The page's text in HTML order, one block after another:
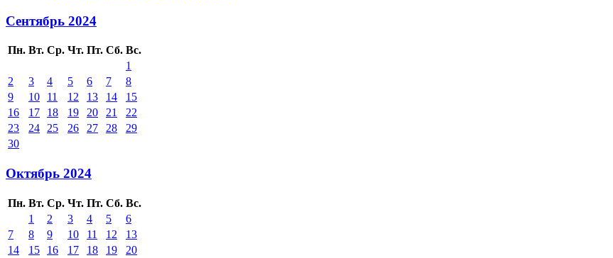
Сентябрь 2024
Пн. Вт. Ср. Чт. Пт. Сб. Вс.
1
2
3 4 5 6 7
8
9
10 11 12 13 14
15
16
17 18 19 20 21
22
23
24 25 26 27 28
29
30
Октябрь 2024
Пн. Вт. Ср. Чт. Пт. Сб. Вс.
1
2 3 4 5
6
7
8 9 10 11 12
13
14
15 16 17 18 19
20